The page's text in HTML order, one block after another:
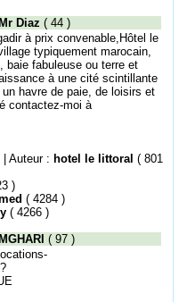
Mr Diaz ( 44 )
à prix convenable,Hôtel le
typiquement marocain,
baie fabuleuse ou terre et
à une cité scintillante
havre de paie, de loisirs et
contactez-moi à
| Auteur : hotel le littoral ( 801
)
( 4284 )
( 4266 )
MGHARI ( 97 )